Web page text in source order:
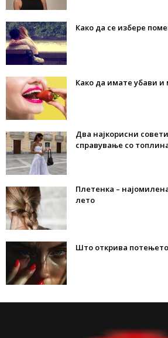
Како да се избере
Како да имате убави и
Два најкорисни
справување со
Плетенка –
лето
Што открива